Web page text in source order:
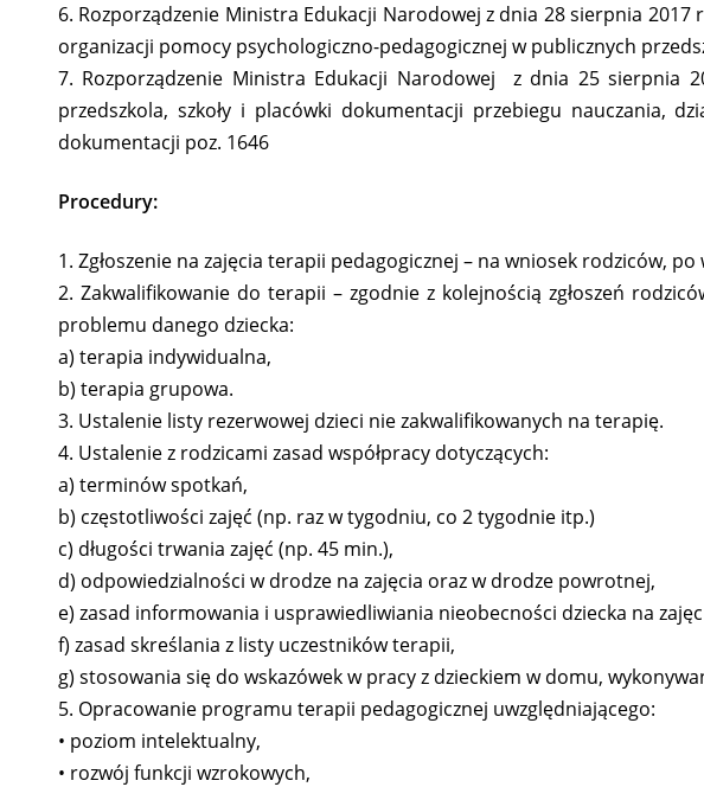
6. Rozporządzenie Ministra Edukacji Narodowej z dnia 28 sierpnia
organizacji pomocy psychologiczno-pedagogicznej w publicznych
7. Rozporządzenie Ministra Edukacji Narodowej z dnia 25 sierpnia
przedszkola, szkoły i placówki dokumentacji przebiegu nauczania,
dokumentacji poz. 1646
Procedury:
1. Zgłoszenie na zajęcia terapii pedagogicznej – na wniosek rodziców,
2. Zakwalifikowanie do terapii – zgodnie z kolejnością zgłoszeń
problemu danego dziecka:
a) terapia indywidualna,
b) terapia grupowa.
3. Ustalenie listy rezerwowej dzieci nie zakwalifikowanych na terapię.
4. Ustalenie z rodzicami zasad współpracy dotyczących:
a) terminów spotkań,
b) częstotliwości zajęć (np. raz w tygodniu, co 2 tygodnie itp.)
c) długości trwania zajęć (np. 45 min.),
d) odpowiedzialności w drodze na zajęcia oraz w drodze powrotnej,
e) zasad informowania i usprawiedliwiania nieobecności dziecka na
f) zasad skreślania z listy uczestników terapii,
g) stosowania się do wskazówek w pracy z dzieckiem w domu,
5. Opracowanie programu terapii pedagogicznej uwzględniającego:
• poziom intelektualny,
• rozwój funkcji wzrokowych,